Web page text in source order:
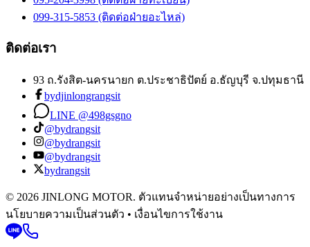
099-315-5853 (ติดต่อฝ่ายอะไหล่)
ติดต่อเรา
93 ถ.รังสิต-นครนายก ต.ประชาธิปัตย์ อ.ธัญบุรี จ.ปทุมธานี
bydjinlongrangsit
LINE @498gsgno
@bydrangsit
@bydrangsit
@bydrangsit
bydrangsit
© 2026 JINLONG MOTOR. ตัวแทนจำหน่ายอย่างเป็นทางการ
นโยบายความเป็นส่วนตัว • เงื่อนไขการใช้งาน